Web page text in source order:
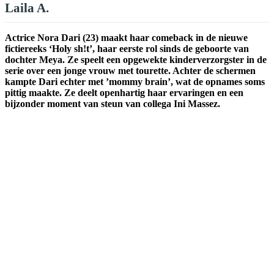
Laila A.
Actrice Nora Dari (23) maakt haar comeback in de nieuwe
fictiereeks ‘Holy sh!t’, haar eerste rol sinds de geboorte van
dochter Meya. Ze speelt een opgewekte kinderverzorgster in de
serie over een jonge vrouw met tourette. Achter de schermen
kampte Dari echter met ’mommy brain’, wat de opnames soms
pittig maakte. Ze deelt openhartig haar ervaringen en een
bijzonder moment van steun van collega Ini Massez.